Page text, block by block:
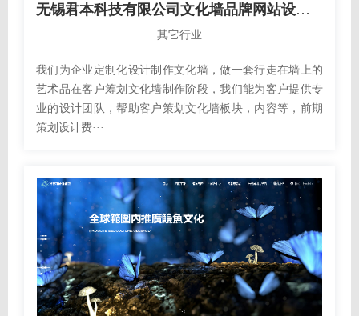
无锡君本科技有限公司文化墙品牌网站设计开发建设制作案例
其它行业
我们为企业定制化设计制作文化墙，做一套行走在墙上的
艺术品在客户筹划文化墙制作阶段，我们能为客户提供专
业的设计团队，帮助客户策划文化墙板块，内容等，前期
策划设计费···